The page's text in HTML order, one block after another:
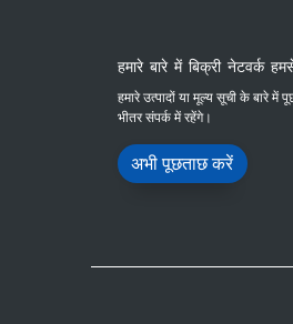
हमारे बारे में बिक्री नेटवर्क
हमारे उत्पादों या मूल्य सूची के बारे
भीतर संपर्क में रहेंगे।
अभी पूछताछ करें